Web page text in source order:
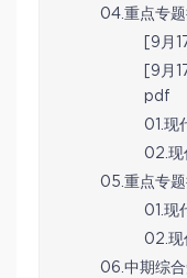
04.重点专题
[9月
[9月
pdf
01.现
02.现
05.重点专题
01.现
02.现
06.中期综合